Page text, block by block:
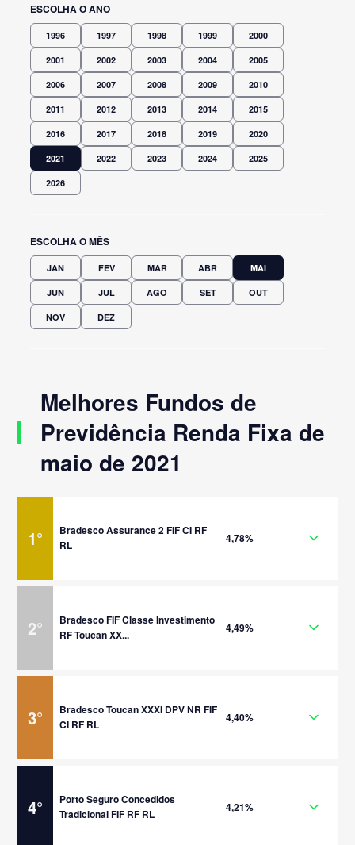
ESCOLHA O ANO
1996 1997 1998 1999 2000
2001 2002 2003 2004 2005
2006 2007 2008 2009 2010
2011 2012 2013 2014 2015
2016 2017 2018 2019 2020
2021 2022 2023 2024 2025
2026
ESCOLHA O MÊS
JAN FEV MAR ABR MAI
JUN JUL AGO SET OUT
NOV DEZ
Melhores Fundos de
Previdência Renda Fixa de
maio de 2021
1°
Bradesco Assurance 2 FIF CI RF
RL
4,78%
2°
Bradesco FIF Classe Investimento
RF Toucan XX...
4,49%
3°
Bradesco Toucan XXXI DPV NR FIF
CI RF RL
4,40%
4°
Porto Seguro Concedidos
Tradicional FIF RF RL
4,21%